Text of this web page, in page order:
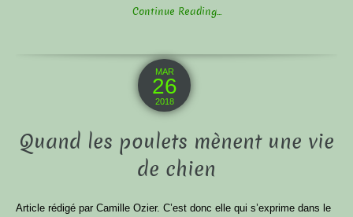
Continue Reading...
MAR
26
2018
Quand les poulets mènent une vie
de chien
Article rédigé par Camille Ozier. C’est donc elle qui s’exprime dans le